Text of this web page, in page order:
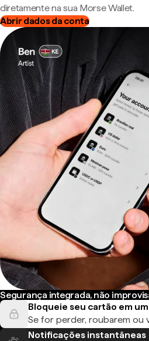
diretamente na sua Morse Wallet.
Abrir dados da conta
Segurança integrada, não
Bloqueie seu cartão em
Se for perder, roubarem ou
Notificações instantâneas